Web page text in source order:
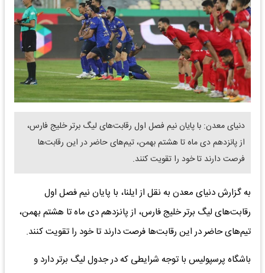
دنیای معدن: با پایان نیم فصل اول رقابت‌های لیگ برتر خلیج فارس،
از پانزدهم دی‌ ماه تا هشتم بهمن، تیم‌های حاضر در این رقابت‌ها
فرصت دارند تا خود را تقویت کنند.
به گزارش دنیای معدن به نقل از ایلنا، با پایان نیم فصل اول
رقابت‌های لیگ برتر خلیج فارس، از پانزدهم دی‌ ماه تا هشتم بهمن،
تیم‌های حاضر در این رقابت‌ها فرصت دارند تا خود را تقویت کنند.
باشگاه پرسپولیس با توجه شرایطی که در جدول لیگ برتر دارد و